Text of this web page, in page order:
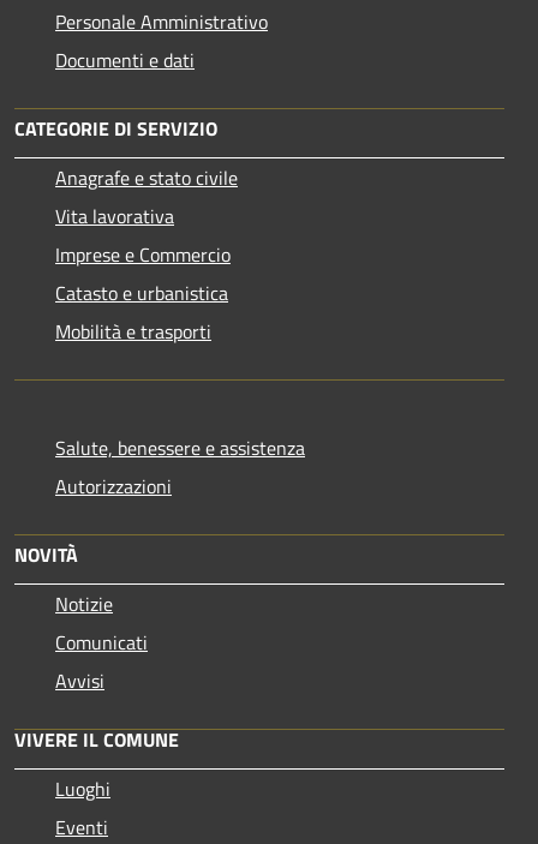
Personale Amministrativo
Documenti e dati
CATEGORIE DI SERVIZIO
Anagrafe e stato civile
Vita lavorativa
Imprese e Commercio
Catasto e urbanistica
Mobilità e trasporti
Salute, benessere e assistenza
Autorizzazioni
NOVITÀ
Notizie
Comunicati
Avvisi
VIVERE IL COMUNE
Luoghi
Eventi